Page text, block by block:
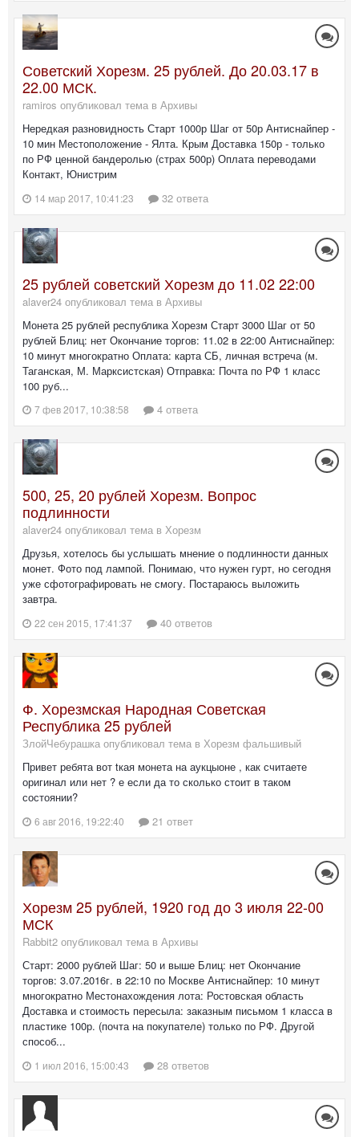
Советский Хорезм. 25 рублей. До 20.03.17 в
22.00 МСК.
ramiros опубликовал тема в Архивы
Нередкая разновидность Старт 1000р Шаг от 50р Антиснайпер -
10 мин Местоположение - Ялта. Крым Доставка 150р - только
по РФ ценной бандеролью (страх 500р) Оплата переводами
Контакт, Юнистрим
14 мар 2017, 10:41:23 32 ответа
25 рублей советский Хорезм до 11.02 22:00
alaver24 опубликовал тема в Архивы
Монета 25 рублей республика Хорезм Старт 3000 Шаг от 50
рублей Блиц: нет Окончание торгов: 11.02 в 22:00 Антиснайпер:
10 минут многократно Оплата: карта СБ, личная встреча (м.
Таганская, М. Марксистская) Отправка: Почта по РФ 1 класс
100 руб...
7 фев 2017, 10:38:58 4 ответа
500, 25, 20 рублей Хорезм. Вопрос
подлинности
alaver24 опубликовал тема в Хорезм
Друзья, хотелось бы услышать мнение о подлинности данных
монет. Фото под лампой. Понимаю, что нужен гурт, но сегодня
уже сфотографировать не смогу. Постараюсь выложить
завтра.
22 сен 2015, 17:41:37 40 ответов
Ф. Хорезмская Народная Советская
Республика 25 рублей
ЗлойЧебурашка опубликовал тема в Хорезм фальшивый
Привет ребята вот tкая монета на аукцыоне , как считаете
оригинал или нет ? е если да то сколько стoит в таком
состоянии?
6 авг 2016, 19:22:40 21 ответ
Хорезм 25 рублей, 1920 год до 3 июля 22-00
МСК
Rabbit2 опубликовал тема в Архивы
Старт: 2000 рублей Шаг: 50 и выше Блиц: нет Окончание
торгов: 3.07.2016г. в 22:10 по Москве Антиснайпер: 10 минут
многократно Местонахождения лота: Ростовская область
Доставка и стоимость пересыла: заказным письмом 1 класса в
пластике 100р. (почта на покупателе) только по РФ. Другой
способ...
1 июл 2016, 15:00:43 28 ответов